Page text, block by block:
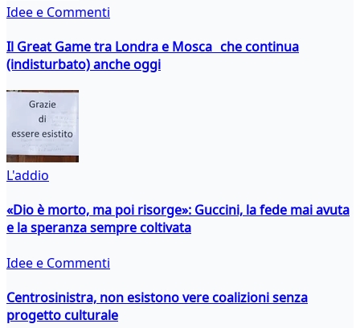
Idee e Commenti
Il Great Game tra Londra e Mosca che continua
(indisturbato) anche oggi
L'addio
«Dio è morto, ma poi risorge»: Guccini, la fede mai avuta
e la speranza sempre coltivata
Idee e Commenti
Centrosinistra, non esistono vere coalizioni senza
progetto culturale